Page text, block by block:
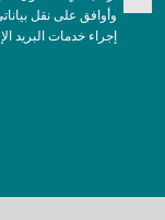
وأوافق على نقل
إجراء خدمات البريد